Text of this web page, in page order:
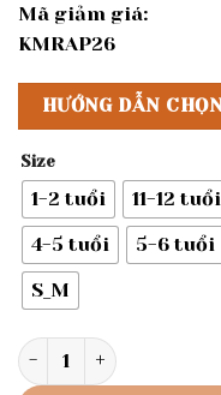
Mã giảm giá:
KMRAP26
HƯỚNG DẪN
Size
1-2 tuổi 11-12 tuổi
4-5 tuổi
5-6 tuổi
S_M
Rập giấy A0 mã R148